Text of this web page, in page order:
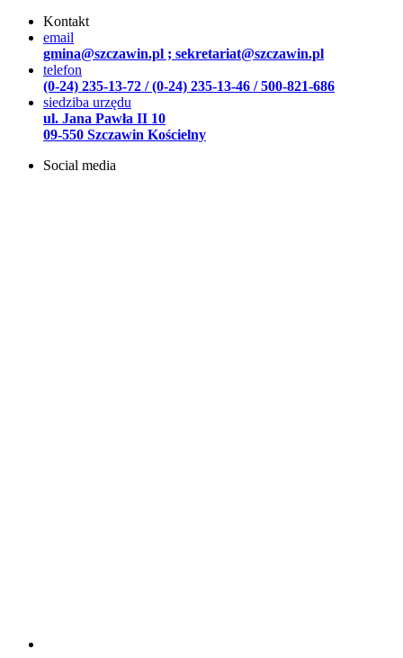
Kontakt
email
gmina@szczawin.pl ; sekretariat@szczawin.pl
telefon
(0-24) 235-13-72 / (0-24) 235-13-46 / 500-821-686
siedziba urzędu
ul. Jana Pawła II 10
09-550 Szczawin Kościelny
Social media